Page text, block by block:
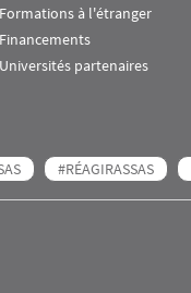
Formations à l'étranger
Financements
Universités partenaires
#RÉAGIRASSAS